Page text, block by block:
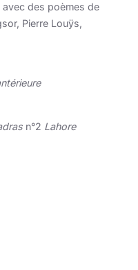
des poèmes de
Pierre Louÿs,
n°2 Lahore